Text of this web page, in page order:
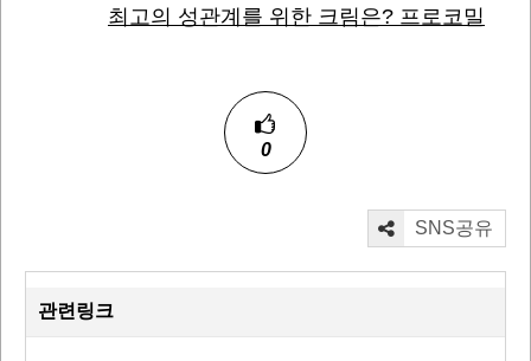
최고의 성관계를 위한 크림은? 프로코밀
0
SNS공유
관련링크